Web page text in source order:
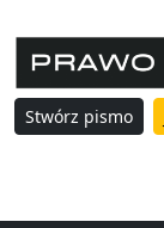
Stwórz pismo